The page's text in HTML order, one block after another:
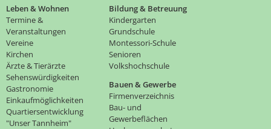
Leben & Wohnen
Termine &
Veranstaltungen
Vereine
Kirchen
Ärzte & Tierärzte
Sehenswürdigkeiten
Gastronomie
Einkaufmöglichkeiten
Quartiersentwicklung
"Unser Tannheim"
Bildung & Betreuung
Kindergarten
Grundschule
Montessori-Schule
Senioren
Volkshochschule
Bauen & Gewerbe
Firmenverzeichnis
Bau- und
Gewerbeflächen